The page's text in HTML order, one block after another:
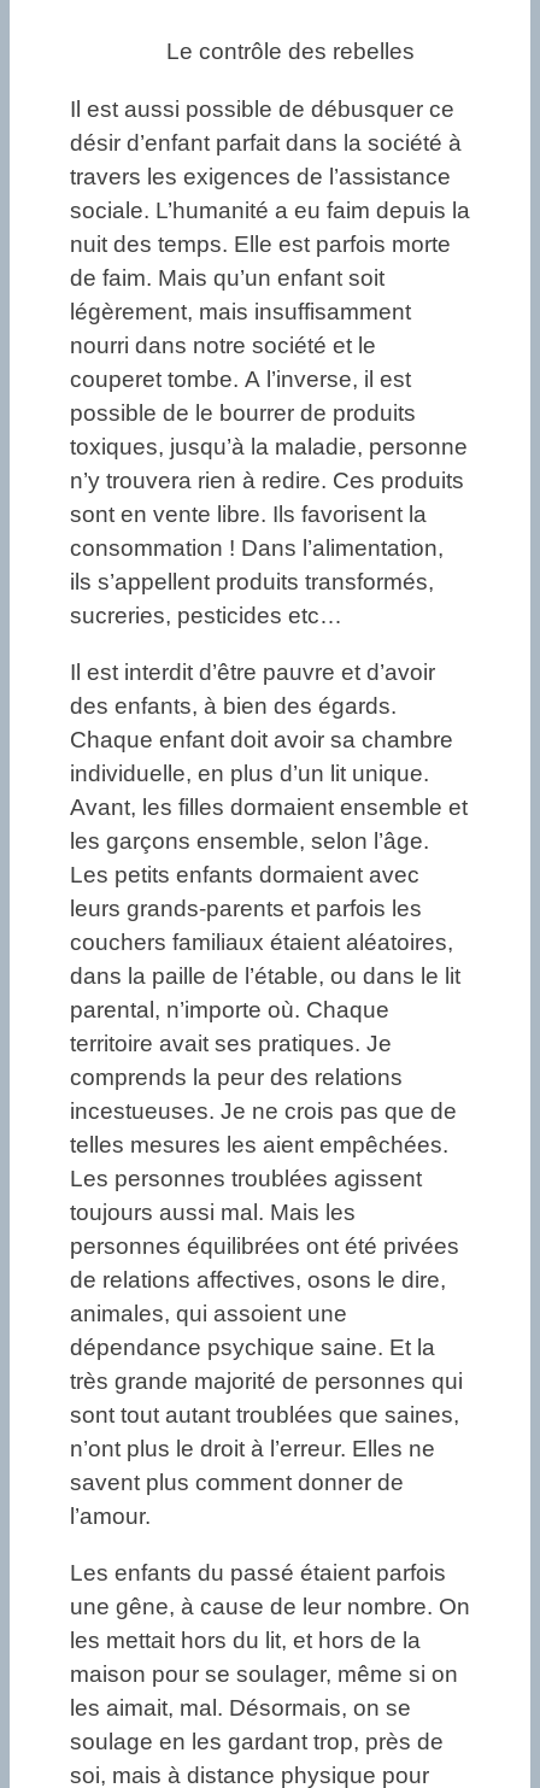
Le contrôle des rebelles
Il est aussi possible de débusquer ce
désir d’enfant parfait dans la société à
travers les exigences de l’assistance
sociale. L’humanité a eu faim depuis la
nuit des temps. Elle est parfois morte
de faim. Mais qu’un enfant soit
légèrement, mais insuffisamment
nourri dans notre société et le
couperet tombe. A l’inverse, il est
possible de le bourrer de produits
toxiques, jusqu’à la maladie, personne
n’y trouvera rien à redire. Ces produits
sont en vente libre. Ils favorisent la
consommation ! Dans l’alimentation,
ils s’appellent produits transformés,
sucreries, pesticides etc…
Il est interdit d’être pauvre et d’avoir
des enfants, à bien des égards.
Chaque enfant doit avoir sa chambre
individuelle, en plus d’un lit unique.
Avant, les filles dormaient ensemble et
les garçons ensemble, selon l’âge.
Les petits enfants dormaient avec
leurs grands-parents et parfois les
couchers familiaux étaient aléatoires,
dans la paille de l’étable, ou dans le lit
parental, n’importe où. Chaque
territoire avait ses pratiques. Je
comprends la peur des relations
incestueuses. Je ne crois pas que de
telles mesures les aient empêchées.
Les personnes troublées agissent
toujours aussi mal. Mais les
personnes équilibrées ont été privées
de relations affectives, osons le dire,
animales, qui assoient une
dépendance psychique saine. Et la
très grande majorité de personnes qui
sont tout autant troublées que saines,
n’ont plus le droit à l’erreur. Elles ne
savent plus comment donner de
l’amour.
Les enfants du passé étaient parfois
une gêne, à cause de leur nombre. On
les mettait hors du lit, et hors de la
maison pour se soulager, même si on
les aimait, mal. Désormais, on se
soulage en les gardant trop, près de
soi, mais à distance physique pour